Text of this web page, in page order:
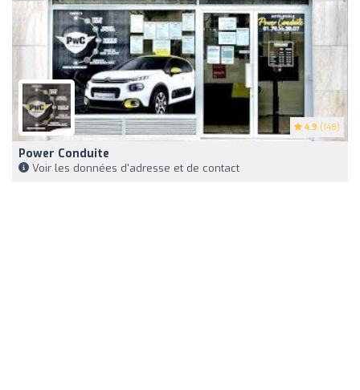
4.9 (148)
Power Conduite
Voir les données d'adresse et de contact